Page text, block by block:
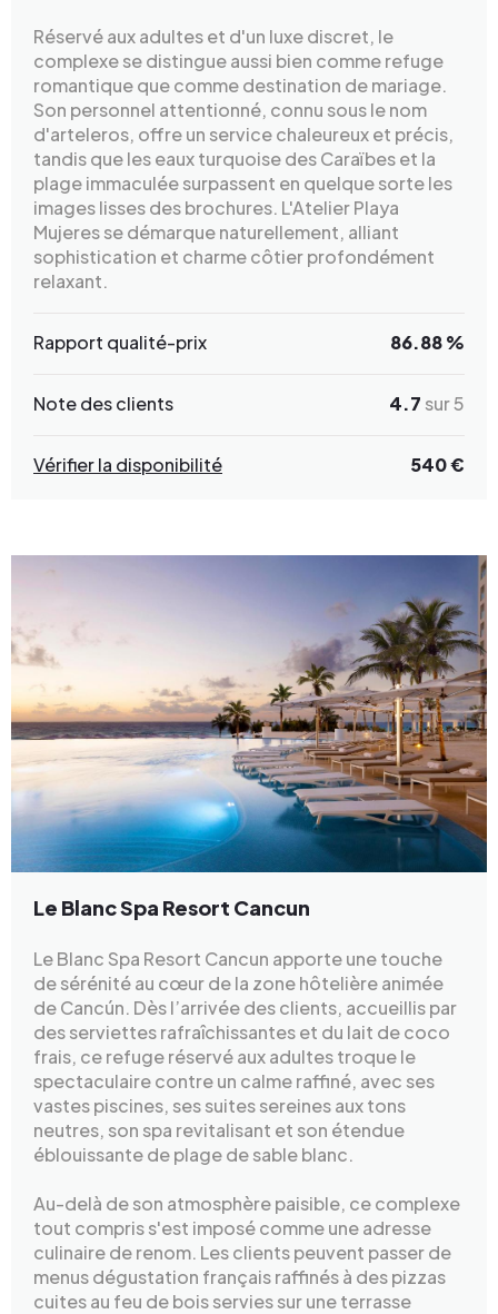
Réservé aux adultes et d'un luxe discret, le
complexe se distingue aussi bien comme refuge
romantique que comme destination de mariage.
Son personnel attentionné, connu sous le nom
d'arteleros, offre un service chaleureux et précis,
tandis que les eaux turquoise des Caraïbes et la
plage immaculée surpassent en quelque sorte les
images lisses des brochures. L'Atelier Playa
Mujeres se démarque naturellement, alliant
sophistication et charme côtier profondément
relaxant.
Rapport qualité-prix 86.88 %
Note des clients 4.7 sur 5
Vérifier la disponibilité 540 €
Le Blanc Spa Resort Cancun
Le Blanc Spa Resort Cancun apporte une touche
de sérénité au cœur de la zone hôtelière animée
de Cancún. Dès l’arrivée des clients, accueillis par
des serviettes rafraîchissantes et du lait de coco
frais, ce refuge réservé aux adultes troque le
spectaculaire contre un calme raffiné, avec ses
vastes piscines, ses suites sereines aux tons
neutres, son spa revitalisant et son étendue
éblouissante de plage de sable blanc.
Au-delà de son atmosphère paisible, ce complexe
tout compris s'est imposé comme une adresse
culinaire de renom. Les clients peuvent passer de
menus dégustation français raffinés à des pizzas
cuites au feu de bois servies sur une terrasse